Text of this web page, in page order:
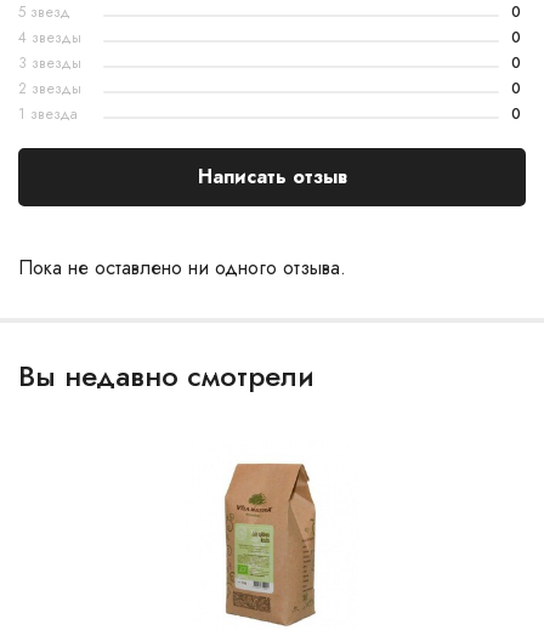
Пока не оставлено ни одного отзыва.
5 звезд
0
4 звезды
0
3 звезды
0
2 звезды
0
1 звезда
0
Написать отзыв
Вы недавно смотрели